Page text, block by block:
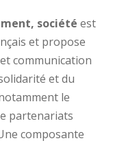
société est
et propose
communication
et du
le
partenariats
composante